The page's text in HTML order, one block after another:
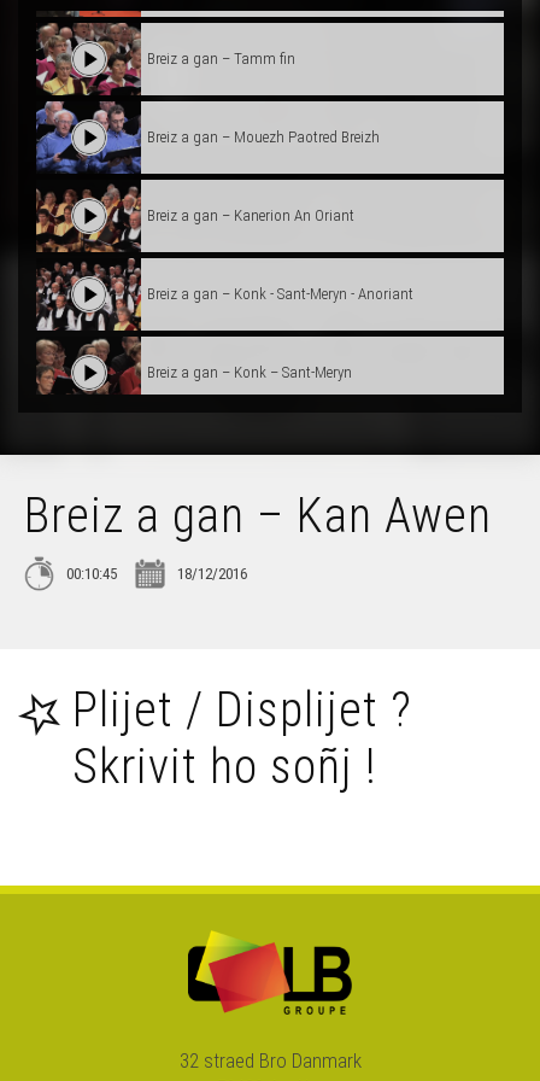
Breiz a gan – Tamm fin
Breiz a gan – Mouezh Paotred Breizh
Breiz a gan – Kanerion An Oriant
Breiz a gan – Konk - Sant-Meryn - Anoriant
Breiz a gan – Konk – Sant-Meryn
Breiz a gan – Anna Vreizh
Breiz a gan – Kan Awen
Breiz a gan – Kanerien Sant-Karanteg
Brethoniques – Me 'm eus choajet ur vestrez II
Brethoniques – Tour de France
Breiz a gan – Kan Awen
00:10:45 18/12/2016
Plijet / Displijet ?
Skrivit ho soñj !
32 straed Bro Danmark